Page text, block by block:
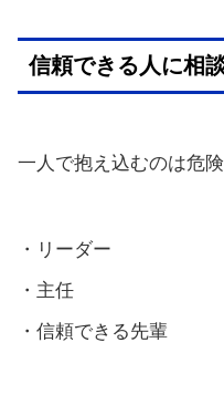
信頼できる人に相
一人で抱え込むのは危険
・リーダー
・主任
・信頼できる先輩